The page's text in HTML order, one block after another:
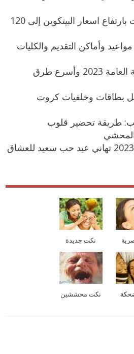
ستاندرد تشارترد: توقعات بارتفاع اسعار البيتكوين إلى 120
اختبارات القدرات 2023 مواعيد وأماكن التقديم والكليات
موعد ظهور نتيجة الثانوية العامة 2023 وأسرع طرق
2023 تحميل بطاقات وخلفيات كروت
طريقة تحضير قلوب
المحشي
نكت جديدة
نكت محششين